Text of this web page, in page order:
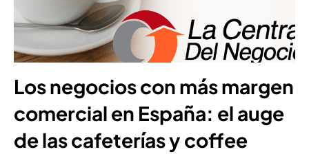
Los negocios con más margen
comercial en España: el auge
de las cafeterías y coffee